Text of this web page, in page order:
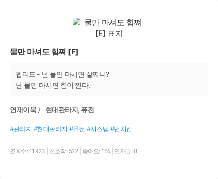
물만 마셔도 힘쪄 [E]
펩티드 - 넌 물만 마시면 살찌니?
난 물만 마시면 힘이 찐다.
연재이북 〉 현대판타지, 퓨전
#판타지 #현대판타지 #퓨전 #시스템 #먼치킨
조회수: 11,923 선호작: 522 좋아요: 155 연재글: 8